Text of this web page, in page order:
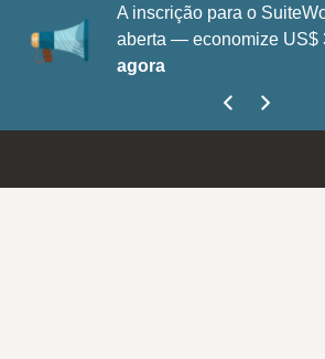
A inscrição para o
aberta — economize US$
agora